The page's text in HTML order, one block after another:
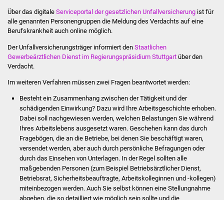
Kirchen
Lokale Agenda
Fachteam Jugend
Kinder- und
Familienzentrum
Stadtwerke
Suenergie
Über das digitale Serviceportal der gesetzlichen Unfallversicherung ist für
alle genannten Personengruppen die Meldung des Verdachts auf eine
Berufskrankheit auch online möglich.
Der Unfallversicherungsträger informiert den Staatlichen
Gewerbeärztlichen Dienst im Regierungspräsidium Stuttgartüber den
Verdacht.
Im weiteren Verfahren müssen zwei Fragen beantwortet werden:
Besteht ein Zusammenhang zwischen der Tätigkeit und der
schädigenden Einwirkung? Dazu wird Ihre Arbeitsgeschichte erhoben.
Dabei soll nachgewiesen werden, welchen Belastungen Sie während
Ihres Arbeitslebens ausgesetzt waren. Geschehen kann das durch
Fragebögen, die an die Betriebe, bei denen Sie beschäftigt waren,
versendet werden, aber auch durch persönliche Befragungen oder
durch das Einsehen von Unterlagen. In der Regel sollten alle
maßgebenden Personen (zum Beispiel Betriebsärztlicher Dienst,
Betriebsrat, Sicherheitsbeauftragte, Arbeitskolleginnen und -kollegen)
miteinbezogen werden. Auch Sie selbst können eine Stellungnahme
abgeben, die so detailliert wie möglich sein sollte und die